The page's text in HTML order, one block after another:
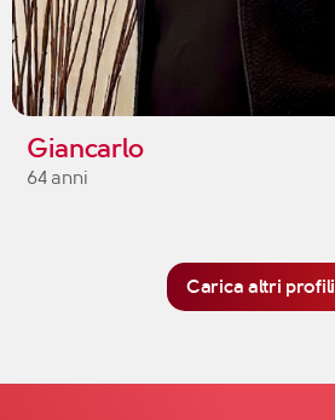
Giancarlo
64 anni
Carica altri profili